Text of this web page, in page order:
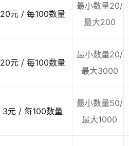
20元 / 每100数量
最小数量20/
最大200
20元 / 每100数量
最小数量20/
最大3000
3元 / 每100数量
最小数量50/
最大1000